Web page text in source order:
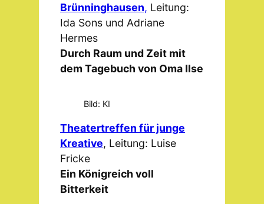
Brünninghausen, Leitung:
Ida Sons und Adriane
Hermes
Durch Raum und Zeit mit
dem Tagebuch von Oma Ilse
Bild: KI
Theatertreffen für junge
Kreative, Leitung: Luise
Fricke
Ein Königreich voll
Bitterkeit